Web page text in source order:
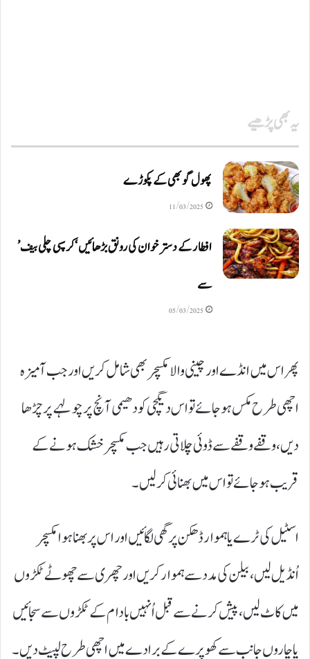
یہ بھی پڑھیے
پھول گوبھی کے پکوڑے
11/03/2025
افطار کے دسترخوان کی رونق بڑھائیں ‘کرسپی چلی بیف’
سے
05/03/2025
پھر اس میں انڈے اور چینی والا مکسچر بھی شامل کریں اور جب آمیزہ
اچھی طرح مکس ہوجائے تو اس دیگچی کو دھیمی آنچ پر چولہے پر چڑھا
دیں، وقفے وقفے سے ڈوئی چلاتی رہیں جب مکسچر خشک ہونے کے
قریب ہوجائے تو اس میں بھنائی کرلیں۔
اسٹیل کی ٹرے یا ہموار ڈھکن پر گھی لگائیں اور اس پر بھنا ہوا مکسچر
اُنڈیل لیں، بیلن کی مدد سے ہموار کریں اور چھری سے چھوٹے ٹکڑوں
میں کاٹ لیں، پیش کرنے سے قبل اُنہیں بادام کے ٹکڑوں سے سجائیں
یا چاروں جانب سے کھوپرے کے برادے میں اچھی طرح لپیٹ دیں۔